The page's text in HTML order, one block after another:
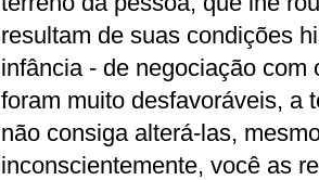
resultam de suas condições
infância - de negociação com
foram muito desfavoráveis, a
não consiga alterá-las,
inconscientemente, você as